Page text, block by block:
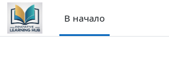
Перейти к основному содержанию
В начало